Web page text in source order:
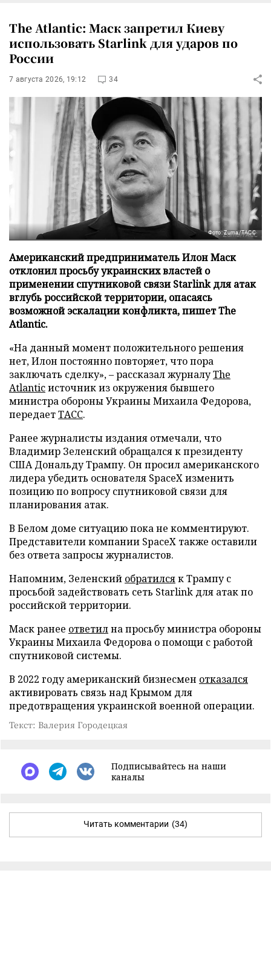
The Atlantic: Маск запретил Киеву
использовать Starlink для ударов по
России
7 августа 2026, 19:12 34
Фото: Zuma/ТАСС
Американский предприниматель Илон Маск
отклонил просьбу украинских властей о
применении спутниковой связи Starlink для атак
вглубь российской территории, опасаясь
возможной эскалации конфликта, пишет The
Atlantic.
«На данный момент положительного решения
нет, Илон постоянно повторяет, что пора
заключать сделку», – рассказал журналуThe
Atlanticисточник из окружения бывшего
министра обороны Украины Михаила Федорова,
передаетТАСС.
Ранее журналисты издания отмечали, что
Владимир Зеленский обращался к президенту
США Дональду Трампу. Он просил американского
лидера убедить основателя SpaceX изменить
позицию по вопросу спутниковой связи для
планирования атак.
В Белом доме ситуацию пока не комментируют.
Представители компании SpaceX также оставили
без ответа запросы журналистов.
Напомним, Зеленский обратилсяк Трампу с
просьбой задействовать сеть Starlink для атак по
российской территории.
Маск ранее ответилна просьбу министра обороны
Украины Михаила Федорова о помощи с работой
спутниковой системы.
В 2022 году американский бизнесмен отказался
активировать связь над Крымом для
предотвращения украинской военной операции.
Текст: Валерия Городецкая
Подписывайтесь на наши
каналы
Читать комментарии (34)